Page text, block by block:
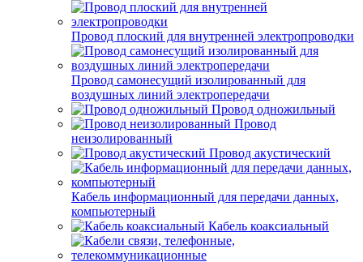
Провод плоский для внутренней электропроводки
Провод самонесущий изолированный для
воздушных линий электропередачи
Провод одножильный
Провод
неизолированный
Провод акустический
Кабель информационный для передачи данных,
компьютерный
Кабель коаксиальный